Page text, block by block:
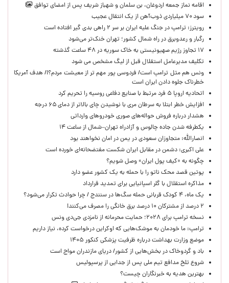
اقامه نماز جمعه اردوغان، بن ‌سلمان و شهباز شریف پس از امضای توافق
سود ۷۰ میلیاردی ذوب‌آهن از یک انتقال عجیب
رویترز: ترامپ در جنگ علیه ایران بر سر ۲ راهی بدی گیر افتاده است
رگبار و رعدوبرق در راه شمال کشور؛ تهران خنک‌تر می‌شود
۱۷ تجاوز رژیم صهیونیستی به خاک سوریه در ۴۸ ساعت گذشته
تکلیف مدیرعامل استقلال قبل از لیگ مشخص می شود
ونس هم مثل ترامپ است/ فردوسی پور مهم تر از معیشت مردم؟!/ هدف آمریکا
خطرناک جلوه دادن ایران است
اتحادیه اروپا ۵ فرد مرتبط با صنایع دفاعی روسیه را تحریم کرد
افزایش خطر ابتلا به سرطان مری با نوشیدن چای بالاتر از دمای ۶۵ درجه
هشدار درباره فروش حواله‌های صوری خودروهای وارداتی
یکطرفه شدن جاده چالوس و آزادراه تهران–شمال از ساعت ۱۴
انصارالله: متجاوزان سعودی در یمن در امان نخواهند بود
علی اکبری: دشمن در مقابل ایران شکست مفتضحانه‌ای خورده است
چگونه به «کیف پول ایران» وصل شویم؟
پوتین قصد محک ناتو را با حمله به یک کشور عضو دارد
مذاکره استقلال با گلر اسپانیایی برای تمدید قرارداد
یک ماه، ۴ کودک قربانی حمله سگ‌ها در سنندج / چرا حوادث تکرار می‌شود؟
۲ درصد از مشترکان ۱۰ درصد برق خانگی را مصرف می‌کنند!
نسخه ترامپ برای ۲۰۲۸؛ حمایت محرمانه از نامزدی جی‌دی ونس
ترامپ: ما خودمان به موشک‌هایی که اوکراین درخواست کرده، نیاز داریم
موضع وزارت بهداشت درباره ظرفیت پزشکی کنکور ۱۴۰۵
باد و گردوخاک در بخش‌هایی از کشور/ دریای مازندران مواج است
شروع تلخ مدافع تیم ملی پس از جدایی از پرسپولیس
بهترین هدیه به خبرنگاران چیست؟